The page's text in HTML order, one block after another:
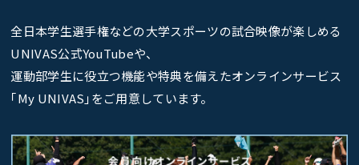
全日本学生選手権などの大学スポーツの試合映像が楽しめる
UNIVAS公式YouTubeや、
運動部学生に役立つ機能や特典を備えたオンラインサービス
｢My UNIVAS｣をご用意しています。